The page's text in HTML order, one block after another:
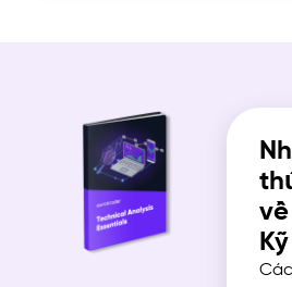
về